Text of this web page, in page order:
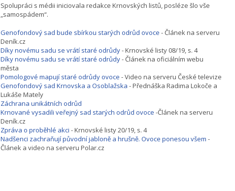
Spolupráci s médii iniciovala redakce Krnovských listů, posléze šlo vše
„samospádem“.
Genofondový sad bude sbírkou starých odrůd ovoce - Článek na serveru
Deník.cz
Díky novému sadu se vrátí staré odrůdy- Krnovské listy 08/19, s. 4
Díky novému sadu se vrátí staré odrůdy- Článek na oficiálním webu
města
Pomologové mapují staré odrůdy ovoce - Video na serveru České televize
Genofondový sad Krnovska a Osoblažska - Přednáška Radima Lokoče a
Lukáše Mately
Záchrana unikátních odrůd
Krnované vysadili veřejný sad starých odrůd ovoce -Článek na serveru
Deník.cz
Zpráva o proběhlé akci - Krnovské listy 20/19, s. 4
Nadšenci zachraňují původní jabloně a hrušně. Ovoce ponesou všem -
Článek a video na serveru Polar.cz